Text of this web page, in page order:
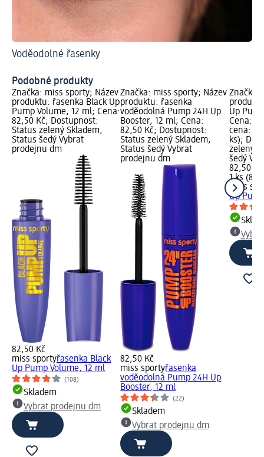
Voděodolné řasenky
Podobné produkty
Značka: miss sporty; Název
produktu: řasenka Black Up
Pump Volume, 12 ml; Cena:
82,50 Kč; Dostupnost:
Status zelený Skladem,
Status šedý Vybrat
prodejnu dm
82,50 Kč
miss sportyřasenka Black
Up Pump Volume, 12 ml
(108)
Skladem
Vybrat prodejnu dm
Značka: miss sporty; Název
produktu: řasenka
voděodolná Pump 24H Up
Booster, 12 ml; Cena:
82,50 Kč; Dostupnost:
Status zelený Skladem,
Status šedý Vybrat
prodejnu dm
82,50 Kč
miss sportyřasenka
voděodolná Pump 24H Up
Booster, 12 ml
(22)
Skladem
Vybrat prodejnu dm
Značka:
Up
Cena:
cena: 1
ks);
zelený
šedý
82,50 Kč
1 ks
miss
Up